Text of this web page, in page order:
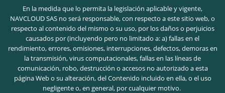
En la medida que lo permita la legislación aplicable y vigente,
NAVCLOUD SAS no será responsable, con respecto a este sitio web, o
respecto al contenido del mismo o su uso, por los daños o perjuicios
causados por (incluyendo pero no limitado a: a) fallas en el
rendimiento, errores, omisiones, interrupciones, defectos, demoras en
la transmisión, virus computacionales, fallas en las líneas de
comunicación, robo, destrucción o accesos no autorizado a esta
página Web o su alteración, del Contenido incluido en ella, o el uso
negligente o, en general, por cualquier motivo.